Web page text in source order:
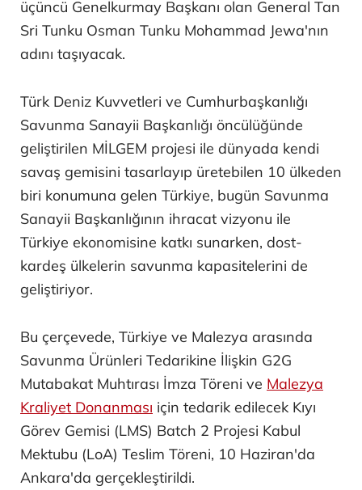
üçüncü Genelkurmay Başkanı olan General Tan
Sri Tunku Osman Tunku Mohammad Jewa'nın
adını taşıyacak.
Türk Deniz Kuvvetleri ve Cumhurbaşkanlığı
Savunma Sanayii Başkanlığı öncülüğünde
geliştirilen MİLGEM projesi ile dünyada kendi
savaş gemisini tasarlayıp üretebilen 10 ülkeden
biri konumuna gelen Türkiye, bugün Savunma
Sanayii Başkanlığının ihracat vizyonu ile
Türkiye ekonomisine katkı sunarken, dost-
kardeş ülkelerin savunma kapasitelerini de
geliştiriyor.
Bu çerçevede, Türkiye ve Malezya arasında
Savunma Ürünleri Tedarikine İlişkin G2G
Mutabakat Muhtırası İmza Töreni ve Malezya
Kraliyet Donanması için tedarik edilecek Kıyı
Görev Gemisi (LMS) Batch 2 Projesi Kabul
Mektubu (LoA) Teslim Töreni, 10 Haziran'da
Ankara'da gerçekleştirildi.